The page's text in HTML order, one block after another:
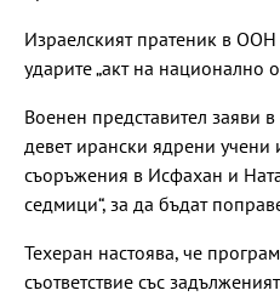
Израелският пратеник в
ударите „акт на национално
Военен представител заяви
девет ирански ядрени учени
съоръжения в Исфахан и
седмици“, за да бъдат
Техеран настоява, че
съответствие със